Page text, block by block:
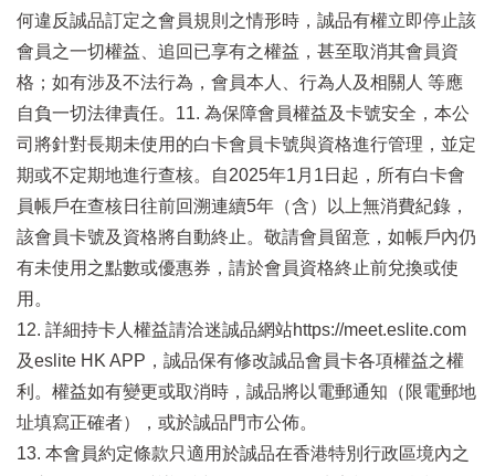
何違反誠品訂定之會員規則之情形時，誠品有權立即停止該
會員之一切權益、追回已享有之權益，甚至取消其會員資
格；如有涉及不法行為，會員本人、行為人及相關人 等應
自負一切法律責任。11. 為保障會員權益及卡號安全，本公
司將針對長期未使用的白卡會員卡號與資格進行管理，並定
期或不定期地進行查核。自2025年1月1日起，所有白卡會
員帳戶在查核日往前回溯連續5年（含）以上無消費紀錄，
該會員卡號及資格將自動終止。敬請會員留意，如帳戶內仍
有未使用之點數或優惠券，請於會員資格終止前兌換或使
用。
12. 詳細持卡人權益請洽迷誠品網站https://meet.eslite.com
及eslite HK APP，誠品保有修改誠品會員卡各項權益之權
利。權益如有變更或取消時，誠品將以電郵通知（限電郵地
址填寫正確者），或於誠品門市公佈。
13. 本會員約定條款只適用於誠品在香港特別行政區境內之